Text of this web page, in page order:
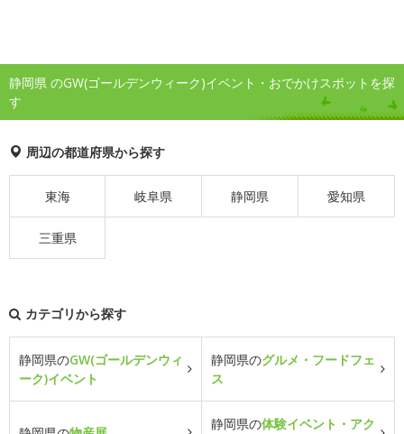
静岡県 のGW(ゴールデンウィーク)イベント・おでかけスポットを探
す
周辺の都道府県から探す
東海 岐阜県 静岡県 愛知県
三重県
カテゴリから探す
静岡県のGW(ゴールデンウィ
ーク)イベント
静岡県のグルメ・フードフェ
ス
静岡県の体験イベント・アク